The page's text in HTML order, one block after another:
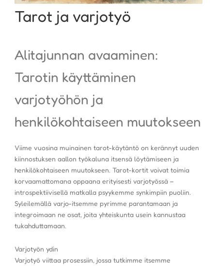
Tarot ja varjotyö
Alitajunnan avaaminen:
Tarotin käyttäminen
varjotyöhön ja
henkilökohtaiseen muutokseen
Viime vuosina muinainen tarot-käytäntö on kerännyt uuden
kiinnostuksen aallon työkaluna itsensä löytämiseen ja
henkilökohtaiseen muutokseen. Tarot-kortit voivat toimia
korvaamattomana oppaana erityisesti varjotyössä –
introspektiivisellä matkalla psyykemme synkimpiin puoliin.
Syleilemällä varjo-itsemme pyrimme parantamaan ja
integroimaan ne osat, joita yhteiskunta usein kannustaa
tukahduttamaan.
Varjotyön ydin
Varjotyö viittaa prosessiin, jossa tutkimme itsemme